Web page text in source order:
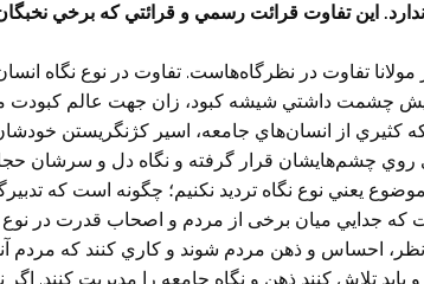
اين تفاوت قرائت رسمي و قرائتي که برخي
مولانا تفاوت در نظرگاه‌هاست. تفاوت در نوع نگاه
«پيش چشمت‌ داشتي شيشه کبود، زان جهت عالم
از انسان‌هاي جامعه، اسير كژنگريستن خودشان
چشم‌هايشان قرار گرفته و نگاه دل و سرشان حجاب
يعني نوع نگاه ترديد نكنيم؛ چگونه است كه
که جدايي ميان برخی از مردم و اصحاب قدرت در
احساس و ذهن مردم شوند و كاري كنند كه مردم آنچه
تلاش كنند ذهن و نگاه جامعه را مديريت كنند.